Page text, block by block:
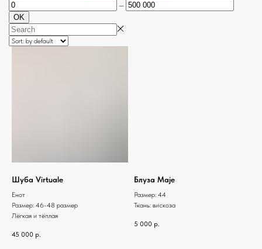
—
OK
Шуба Virtuale
Енот
Размер: 46-48 размер
Лёгкая и тёплая
45 000 р.
Блуза Maje
Размер: 44
Ткань: вискоза
5 000 р.